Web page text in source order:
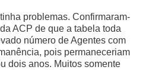
problemas. Confirmaram-
ACP de que a tabela toda
número de Agentes com
pois permaneceriam
dois anos. Muitos somente